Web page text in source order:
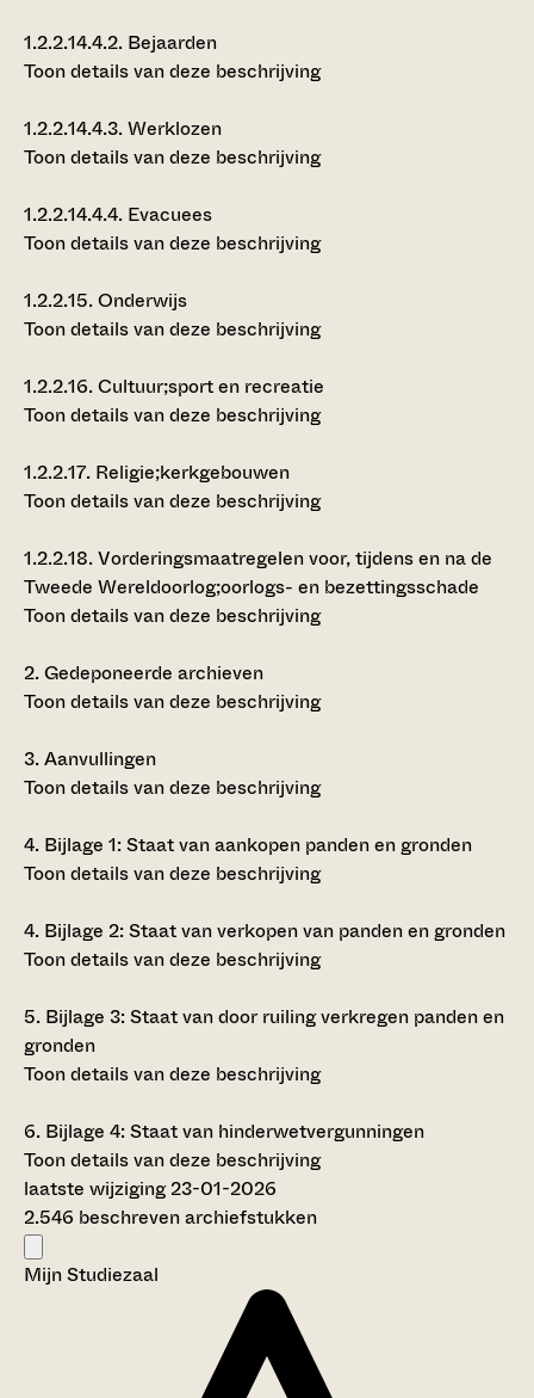
1.2.2.14.4.2. Bejaarden
Toon details van deze beschrijving
1.2.2.14.4.3.Werklozen
Toon details van deze beschrijving
1.2.2.14.4.4. Evacuees
Toon details van deze beschrijving
1.2.2.15.Onderwijs
Toon details van deze beschrijving
1.2.2.16.Cultuur;sport en recreatie
Toon details van deze beschrijving
1.2.2.17. Religie;kerkgebouwen
Toon details van deze beschrijving
1.2.2.18.Vorderingsmaatregelen voor, tijdens en na de
Tweede Wereldoorlog;oorlogs- en bezettingsschade
Toon details van deze beschrijving
2.Gedeponeerde archieven
Toon details van deze beschrijving
3.Aanvullingen
Toon details van deze beschrijving
4. Bijlage 1: Staat van aankopen panden en gronden
Toon details van deze beschrijving
4. Bijlage 2: Staat van verkopen van panden en gronden
Toon details van deze beschrijving
5. Bijlage 3: Staat van door ruiling verkregen panden en
gronden
Toon details van deze beschrijving
6. Bijlage 4: Staat van hinderwetvergunningen
Toon details van deze beschrijving
laatste wijziging 23-01-2026
2.546 beschreven archiefstukken
Mijn Studiezaal